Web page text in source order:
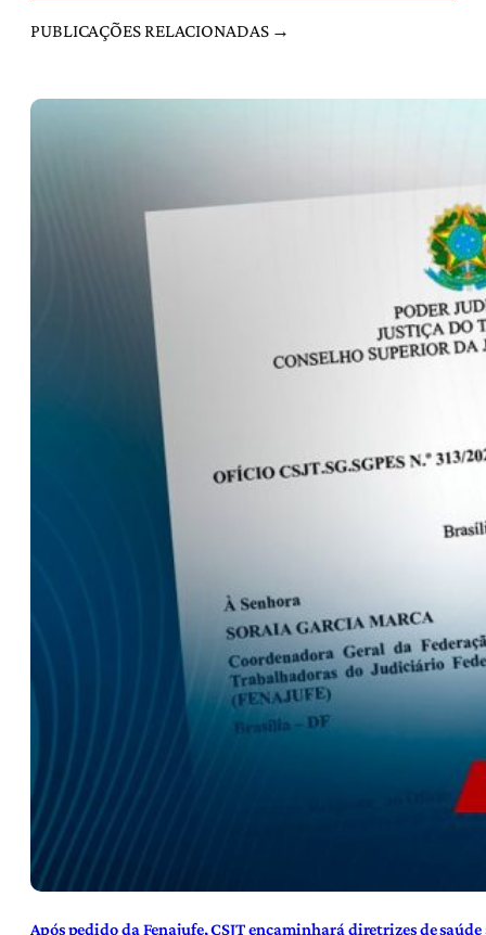
PUBLICAÇÕES RELACIONADAS →
Após pedido da Fenajufe, CSJT encaminhará diretrizes de